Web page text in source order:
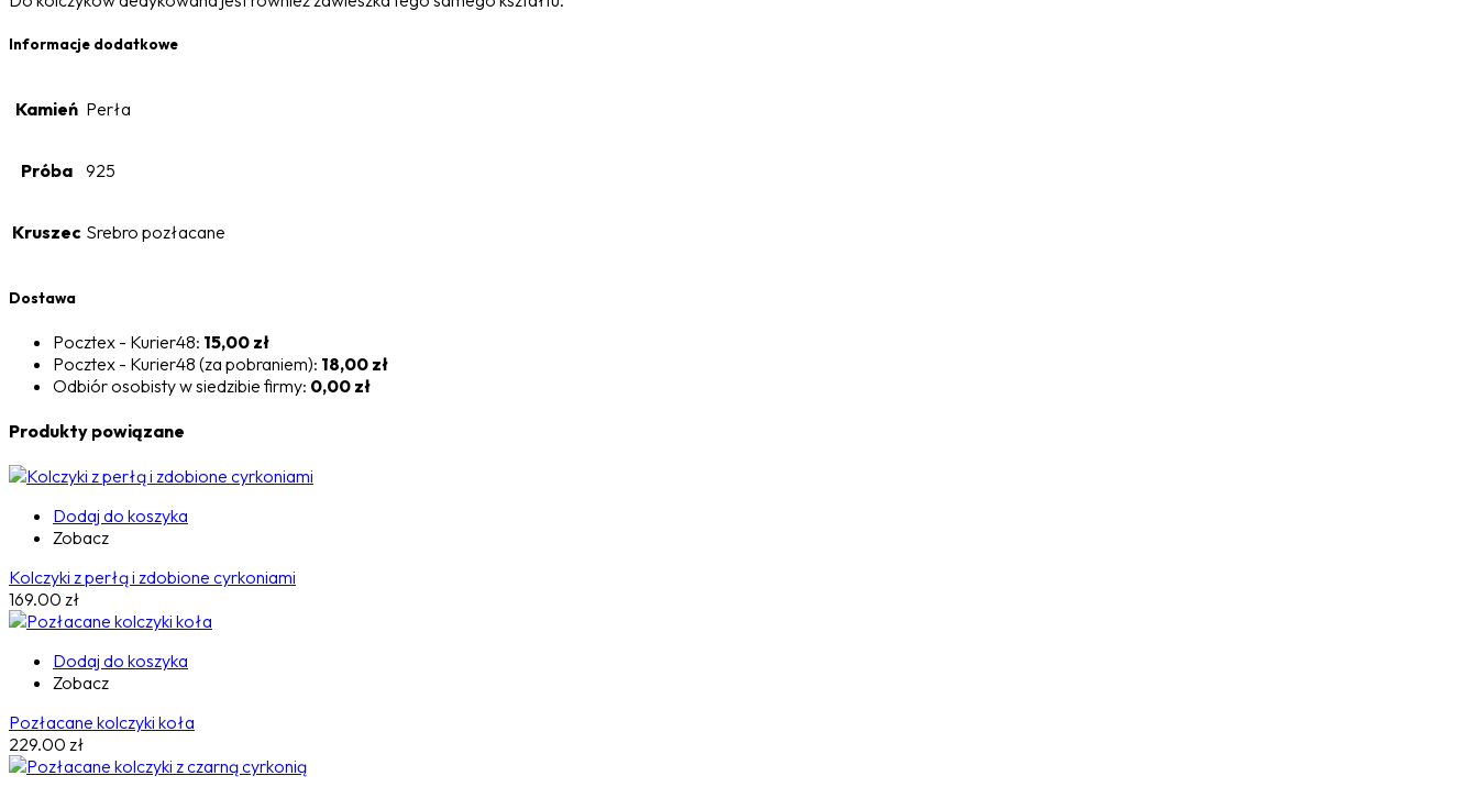
Informacje dodatkowe
Kamień Perła
Próba 925
Kruszec Srebro pozłacane
Dostawa
Pocztex - Kurier48: 15,00 zł
Pocztex - Kurier48 (za pobraniem): 18,00 zł
Odbiór osobisty w siedzibie firmy: 0,00 zł
Produkty powiązane
Dodaj do koszyka
Zobacz
Kolczyki z perłą i zdobione cyrkoniami
169.00 zł
Dodaj do koszyka
Zobacz
Pozłacane kolczyki koła
229.00 zł